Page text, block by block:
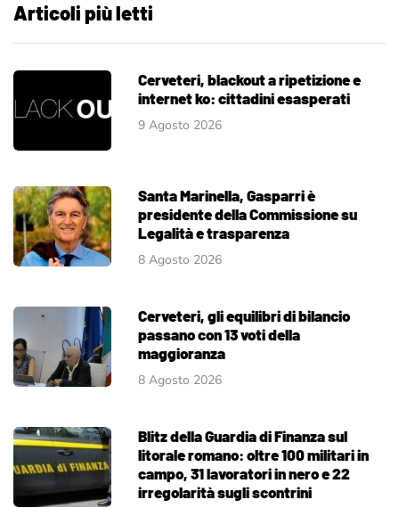
Articoli più letti
Cerveteri, blackout a ripetizione e
internet ko: cittadini esasperati
9 Agosto 2026
Santa Marinella, Gasparri è
presidente della Commissione su
Legalità e trasparenza
8 Agosto 2026
Cerveteri, gli equilibri di bilancio
passano con 13 voti della
maggioranza
8 Agosto 2026
Blitz della Guardia di Finanza sul
litorale romano: oltre 100 militari in
campo, 31 lavoratori in nero e 22
irregolarità sugli scontrini